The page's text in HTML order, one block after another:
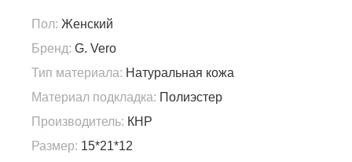
Пол: Женский
Бренд: G. Vero
Тип материала: Натуральная кожа
Материал подкладка: Полиэстер
Производитель: КНР
Размер: 15*21*12